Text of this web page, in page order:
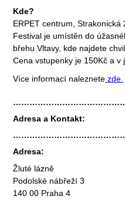
Kde?
ERPET centrum,
Festival je umístěn do
břehu Vltavy, kde najdete
Cena vstupenky je 150Kč a
Více informací naleznete zde.
Adresa a Kontakt:
Adresa:
Žluté lázně
Podolské nábřeží 3
140 00 Praha 4